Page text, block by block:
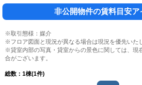
非公開物件の賃料目安ア
※取引態様：媒介
※フロア図面と現況が異なる場合は現況を優先いた
※貸室内部の写真・貸室からの景色に関しては、現
合がございます。
総数： 1棟(1件)